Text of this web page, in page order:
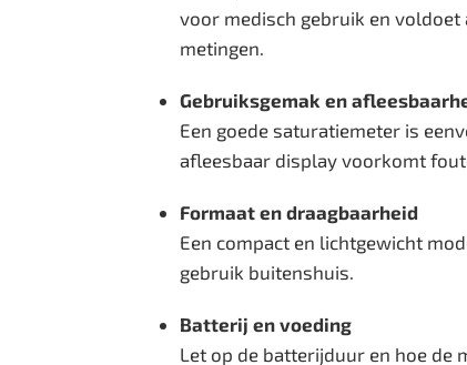
voor medisch gebruik en
metingen.
Gebruiksgemak en
Een goede saturatiemeter is
afleesbaar display voorkomt
Formaat en draagbaarheid
Een compact en lichtgewicht
gebruik buitenshuis.
Batterij en voeding
Let op de batterijduur en hoe de